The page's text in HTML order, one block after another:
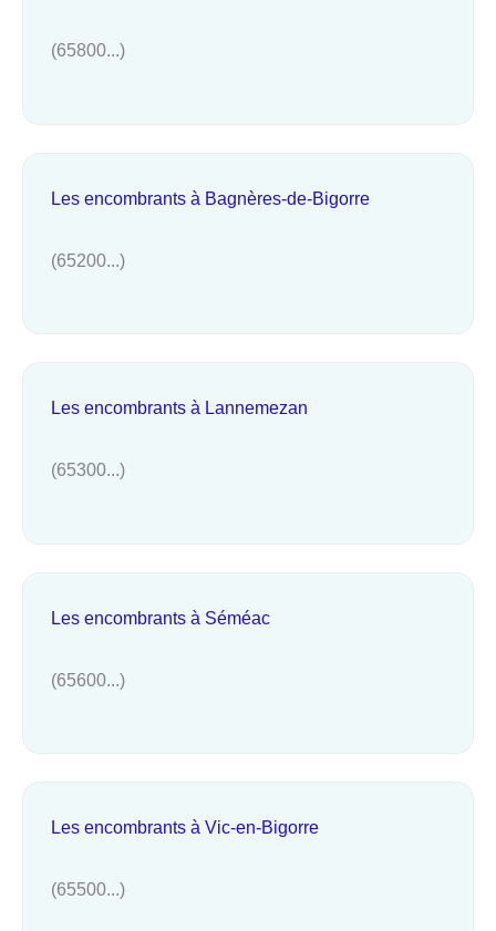
(65800...)
Les encombrants à Bagnères-de-Bigorre
(65200...)
Les encombrants à Lannemezan
(65300...)
Les encombrants à Séméac
(65600...)
Les encombrants à Vic-en-Bigorre
(65500...)